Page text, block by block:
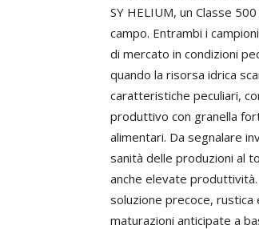
SY HELIUM, un Classe
campo. Entrambi i
di mercato in condizioni
quando la risorsa idrica
caratteristiche peculiari,
produttivo con granella
alimentari. Da segnalare
sanità delle produzioni al
anche elevate produttività.
soluzione precoce,
maturazioni anticipate a